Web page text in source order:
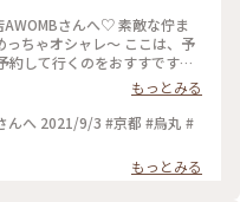
さんへ♡ 素敵な佇ま
ちゃオシャレ〜 ここは、予
約して行くのをおすすです♡
#烏丸本店 #手織り寿
もっとみる
んへ 2021/9/3 #京都 #烏丸 #
もっとみる